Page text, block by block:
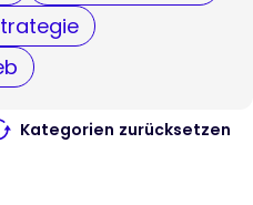
Kategorien zurücksetzen